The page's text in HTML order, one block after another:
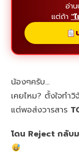
อ่า
แต่ถ้า "
น้องๆครับ…
เคยไหม? ตั้งใจท
แต่พอส่งวารสาร
โดน Reject กลับ